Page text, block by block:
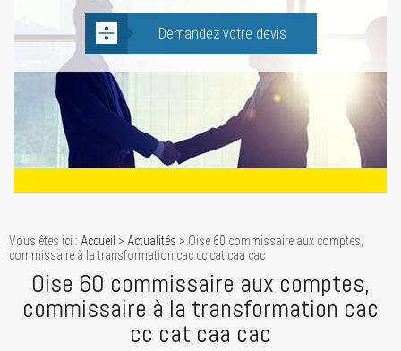
Demandez votre devis
Vous êtes ici : Accueil > Actualités > Oise 60 commissaire aux comptes,
commissaire à la transformation cac cc cat caa cac
Oise 60 commissaire aux comptes,
commissaire à la transformation cac
cc cat caa cac